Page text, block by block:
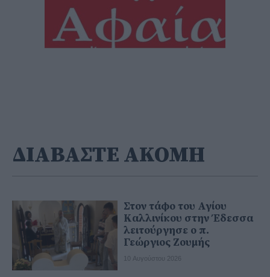
ΔΙΑΒΑΣΤΕ ΑΚΟΜΗ
Στον τάφο του Αγίου
Καλλινίκου στην Έδεσσα
λειτούργησε ο π.
Γεώργιος Ζουμής
10 Αυγούστου 2026